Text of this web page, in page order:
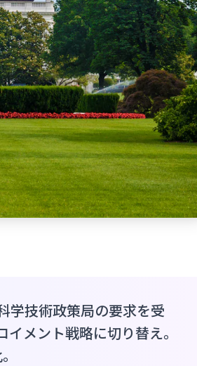
学技術政策局の要求を受
メント戦略に切り替え。